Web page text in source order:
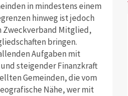
in mindestens einem
hinweg ist jedoch
Zweckverband Mitglied,
bringen.
Aufgaben mit
steigender Finanzkraft
Gemeinden, die vom
Nähe, wer mit